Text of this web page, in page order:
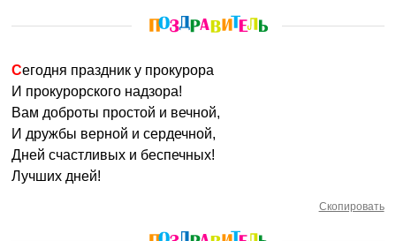
Сегодня праздник у прокурора
И прокурорского надзора!
Вам доброты простой и вечной,
И дружбы верной и сердечной,
Дней счастливых и беспечных!
Лучших дней!
Скопировать